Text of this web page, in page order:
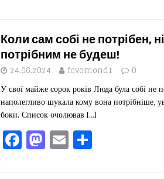
e
b
o
o
k
o
d
o
n
l ит
ис
я
Коли сам собі не потрібен,
потрібним не будеш!
24.06.2024 fcvomond1 0
У свої майже сорок років Люда була собі не
наполегливо шукала кому вона потрібніше,
боки. Список очолював […]
F
a
M
a
E
m